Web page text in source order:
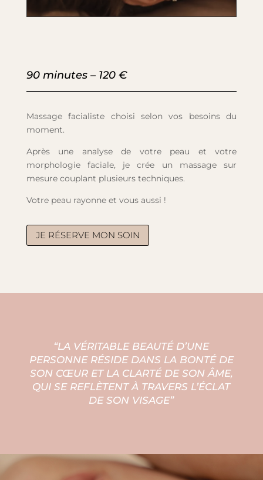
90 minutes – 120 €
Massage facialiste choisi selon vos besoins du
moment.
Après une analyse de votre peau et votre
morphologie faciale, je crée un massage sur
mesure couplant plusieurs techniques.
Votre peau rayonne et vous aussi !
JE RÉSERVE MON SOIN
“LA VÉRITABLE BEAUTÉ D’UNE
PERSONNE RÉSIDE DANS LA BONTÉ DE
SON CŒUR ET LA CLARTÉ DE SON ÂME,
QUI SE REFLÈTENT À TRAVERS L’ÉCLAT
DE SON VISAGE”